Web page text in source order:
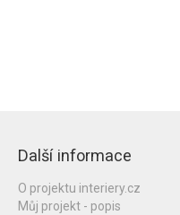
Další informace
O projektu interiery.cz
Můj projekt - popis